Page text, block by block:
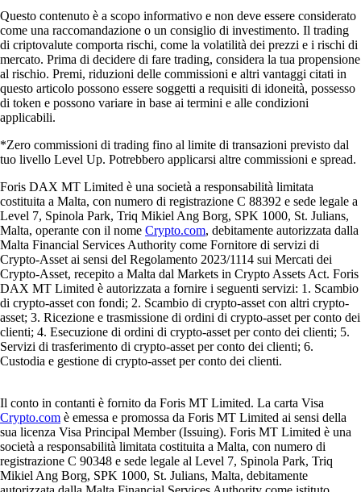
Questo contenuto è a scopo informativo e non deve essere considerato
come una raccomandazione o un consiglio di investimento. Il trading
di criptovalute comporta rischi, come la volatilità dei prezzi e i rischi di
mercato. Prima di decidere di fare trading, considera la tua propensione
al rischio. Premi, riduzioni delle commissioni e altri vantaggi citati in
questo articolo possono essere soggetti a requisiti di idoneità, possesso
di token e possono variare in base ai termini e alle condizioni
applicabili.
*Zero commissioni di trading fino al limite di transazioni previsto dal
tuo livello Level Up. Potrebbero applicarsi altre commissioni e spread.
Foris DAX MT Limited è una società a responsabilità limitata
costituita a Malta, con numero di registrazione C 88392 e sede legale a
Level 7, Spinola Park, Triq Mikiel Ang Borg, SPK 1000, St. Julians,
Malta, operante con il nome Crypto.com, debitamente autorizzata dalla
Malta Financial Services Authority come Fornitore di servizi di
Crypto-Asset ai sensi del Regolamento 2023/1114 sui Mercati dei
Crypto-Asset, recepito a Malta dal Markets in Crypto Assets Act. Foris
DAX MT Limited è autorizzata a fornire i seguenti servizi: 1. Scambio
di crypto-asset con fondi; 2. Scambio di crypto-asset con altri crypto-
asset; 3. Ricezione e trasmissione di ordini di crypto-asset per conto dei
clienti; 4. Esecuzione di ordini di crypto-asset per conto dei clienti; 5.
Servizi di trasferimento di crypto-asset per conto dei clienti; 6.
Custodia e gestione di crypto-asset per conto dei clienti.
Il conto in contanti è fornito da Foris MT Limited. La carta Visa
Crypto.com è emessa e promossa da Foris MT Limited ai sensi della
sua licenza Visa Principal Member (Issuing). Foris MT Limited è una
società a responsabilità limitata costituita a Malta, con numero di
registrazione C 90348 e sede legale al Level 7, Spinola Park, Triq
Mikiel Ang Borg, SPK 1000, St. Julians, Malta, debitamente